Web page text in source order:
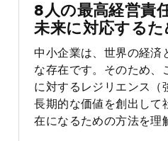
8人の最高経営責
未来に対応する
中小企業は、世界の経済
な存在です。そのため、
に対するレジリエンス（
長期的な価値を創出して
在になるための方法を理